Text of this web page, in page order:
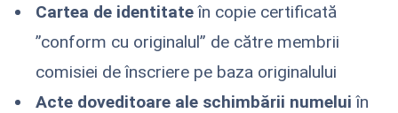
Cartea de identitateîn copie certificată
”conform cu originalul” de către membrii
comisiei de înscriere pe baza originalului
Acte doveditoare ale schimbării numeluiîn